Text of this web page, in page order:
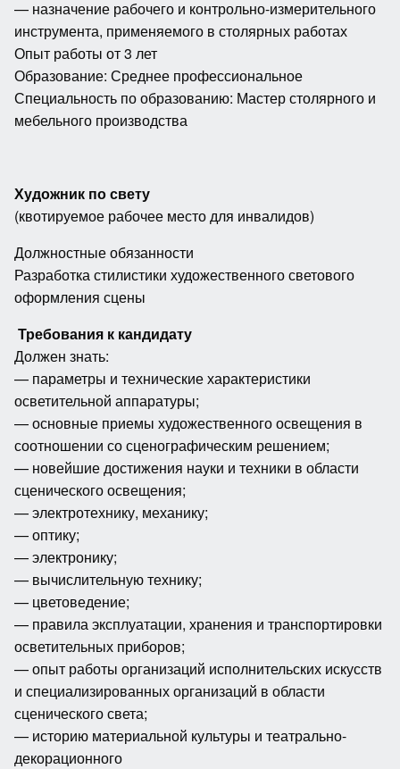
— назначение рабочего и контрольно-измерительного
инструмента, применяемого в столярных работах
Опыт работы от 3 лет
Образование: Среднее профессиональное
Специальность по образованию: Мастер столярного и
мебельного производства
Художник по свету
(квотируемое рабочее место для инвалидов)
Должностные обязанности
Разработка стилистики художественного светового
оформления сцены
Требования к кандидату
Должен знать:
— параметры и технические характеристики
осветительной аппаратуры;
— основные приемы художественного освещения в
соотношении со сценографическим решением;
— новейшие достижения науки и техники в области
сценического освещения;
— электротехнику, механику;
— оптику;
— электронику;
— вычислительную технику;
— цветоведение;
— правила эксплуатации, хранения и транспортировки
осветительных приборов;
— опыт работы организаций исполнительских искусств
и специализированных организаций в области
сценического света;
— историю материальной культуры и театрально-
декорационного